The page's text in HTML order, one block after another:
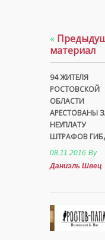
«
материал
94 ЖИТЕЛЯ
РОСТОВСКОЙ
ОБЛАСТИ
АРЕСТОВАНЫ
НЕУПЛАТУ
ШТРАФОВ
08.11.2016 By
Даниэль Швец